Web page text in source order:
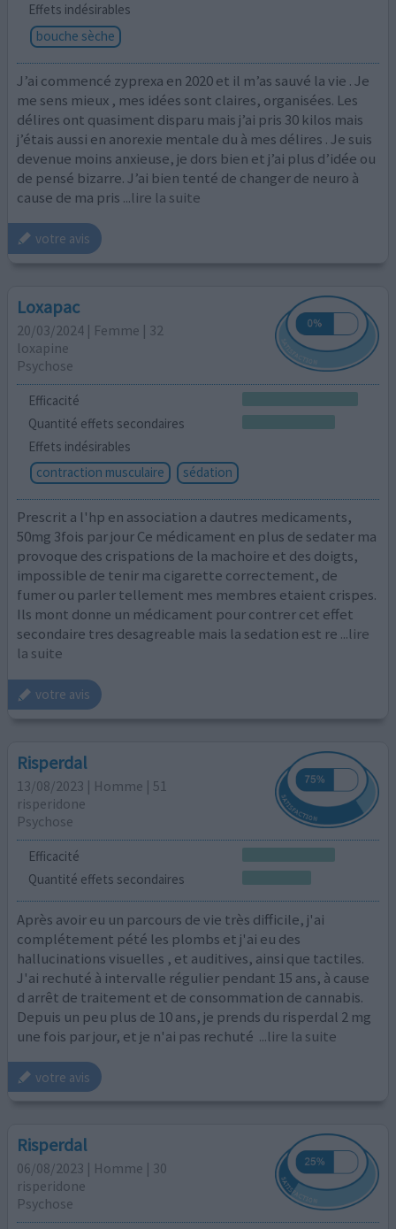
Effets indésirables
bouche sèche
J’ai commencé zyprexa en 2020 et il m’as sauvé la vie . Je
me sens mieux , mes idées sont claires, organisées. Les
délires ont quasiment disparu mais j’ai pris 30 kilos mais
j’étais aussi en anorexie mentale du à mes délires . Je suis
devenue moins anxieuse, je dors bien et j’ai plus d’idée ou
de pensé bizarre. J’ai bien tenté de changer de neuro à
cause de ma pris ...lire la suite
votre avis
Loxapac
20/03/2024 | Femme | 32
loxapine
Psychose
Efficacité
Quantité effets secondaires
Effets indésirables
contraction musculaire
sédation
Prescrit a l'hp en association a dautres medicaments,
50mg 3fois par jour Ce médicament en plus de sedater ma
provoque des crispations de la machoire et des doigts,
impossible de tenir ma cigarette correctement, de
fumer ou parler tellement mes membres etaient crispes.
Ils mont donne un médicament pour contrer cet effet
secondaire tres desagreable mais la sedation est re ...lire
la suite
votre avis
Risperdal
13/08/2023 | Homme | 51
risperidone
Psychose
Efficacité
Quantité effets secondaires
Après avoir eu un parcours de vie très difficile, j'ai
complétement pété les plombs et j'ai eu des
hallucinations visuelles , et auditives, ainsi que tactiles.
J'ai rechuté à intervalle régulier pendant 15 ans, à cause
d arrêt de traitement et de consommation de cannabis.
Depuis un peu plus de 10 ans, je prends du risperdal 2 mg
une fois par jour, et je n'ai pas rechuté ...lire la suite
votre avis
Risperdal
06/08/2023 | Homme | 30
risperidone
Psychose